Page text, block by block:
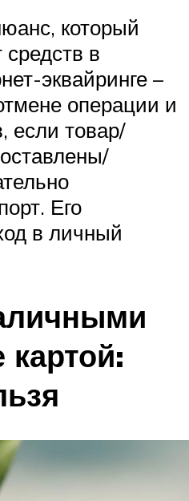
который
средств в
эквайринге –
операции и
если товар/
Его
в личный
картой: